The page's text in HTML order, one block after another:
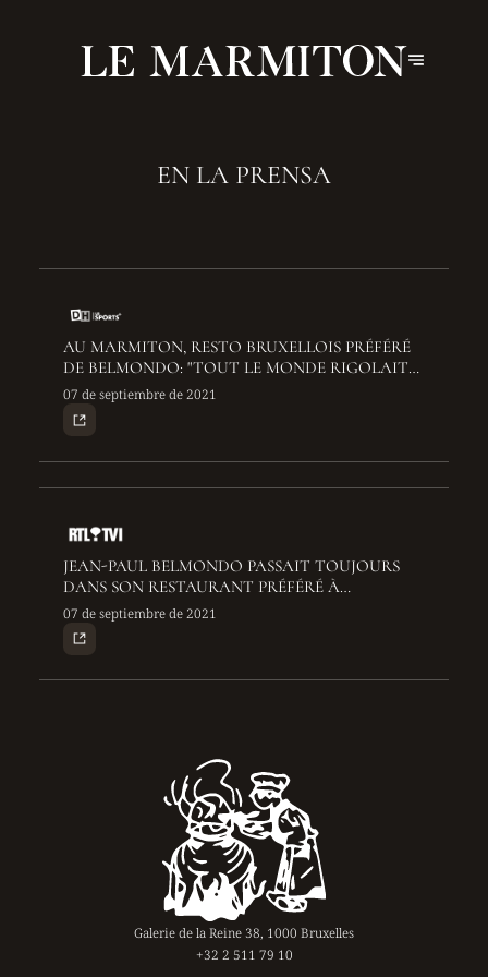
EN LA PRENSA
AU MARMITON, RESTO BRUXELLOIS PRÉFÉRÉ
DE BELMONDO: "TOUT LE MONDE RIGOLAIT
ET DANSAIT ICI QUAND IL ÉTAIT LÀ"
07 de septiembre de 2021
JEAN-PAUL BELMONDO PASSAIT TOUJOURS
DANS SON RESTAURANT PRÉFÉRÉ À
BRUXELLES: "IL ÉTAIT ATTENTIONNÉ, SANS
CHICHI"
07 de septiembre de 2021
Galerie de la Reine 38, 1000 Bruxelles
+32 2 511 79 10